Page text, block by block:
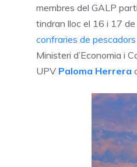
membres del GALP
tindran lloc el 16 i 17
confraries de
Ministeri d’Economia i
UPV Paloma Herrera